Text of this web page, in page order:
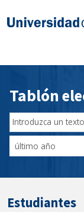
Sede
Tablón
Buscador
del
Tablón
Filtro
de
Estudiantes